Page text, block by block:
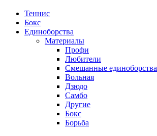
Теннис
Бокс
Единоборства
Материалы
Профи
Любители
Смешанные единоборства
Вольная
Дзюдо
Самбо
Другие
Бокс
Борьба